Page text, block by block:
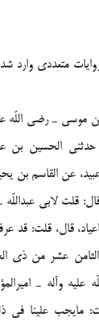
متعددی وارد
موسی ـ رضی اللّه
حدثنی الحسین بن
عن القاسم بن
قلت لابی عبداللّه
قال، قلت: قد
عشر من ذی
علیه وآله ـ
مایجب علینا فی